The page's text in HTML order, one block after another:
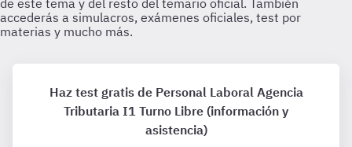
Haz test gratis de Personal Laboral Agencia
Tributaria I1 Turno Libre (información y
asistencia)